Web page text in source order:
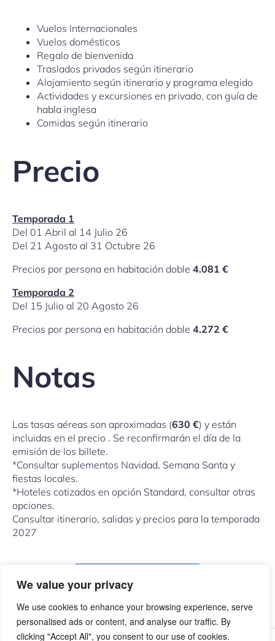
We value your privacy
We use cookies to enhance your browsing experience, serve
personalised ads or content, and analyse our traffic. By
clicking "Accept All", you consent to our use of cookies.
Vuelos Internacionales
Vuelos domésticos
Regalo de bienvenida
Traslados privados según itinerario
Alojamiento según itinerario y programa elegido
Actividades y excursiones en privado, con guía de
habla inglesa
Comidas según itinerario
Precio
Temporada 1
Del 01 Abril al 14 Julio 26
Del 21 Agosto al 31 Octubre 26
Precios por persona en habitación doble 4.081 €
Temporada 2
Del 15 Julio al 20 Agosto 26
Precios por persona en habitación doble 4.272 €
Notas
Las tasas aéreas son aproximadas (630 €) y están
incluidas en el precio . Se reconfirmarán el día de la
emisión de los billete.
*Consultar suplementos Navidad, Semana Santa y
fiestas locales.
*Hoteles cotizados en opción Standard, consultar otras
opciones.
Consultar itinerario, salidas y precios para la temporada
2027